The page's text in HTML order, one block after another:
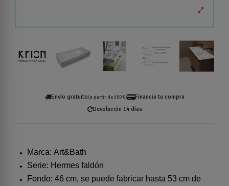
Envío gratuito(a partir de 100 €)
Financia tu compra
Devolución 14 días
Marca: Art&Bath
Serie: Hermes faldón
Fondo: 46 cm, se puede fabricar hasta 53 cm de